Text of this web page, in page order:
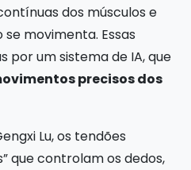
dos músculos e
movimenta. Essas
por um sistema de IA, que
precisos dos
Lu, os tendões
que controlam os dedos,